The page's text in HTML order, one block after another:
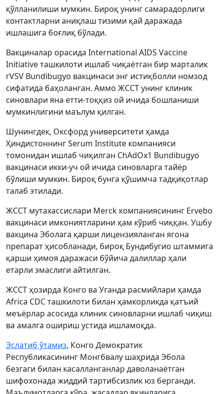
қўлланилиши мумкин. Бироқ унинг самарадорлиги
контактларни аниқлаш тизими қай даражада
ишлашига боғлиқ бўлади.
Вакциналар орасида International AIDS Vaccine
Initiative ташкилоти ишлаб чиқаётган бир марталик
rVSV Bundibugyo вакцинаси энг истиқболли номзод
сифатида баҳоланган. Аммо ЖССТ унинг клиник
синовлари яна етти-тоққиз ой ичида бошланиши
мумкинлигини маълум қилган.
Шунингдек, Оксфорд университети ҳамда
Ҳиндистоннинг Serum Institute компанияси
томонидан ишлаб чиқилган ChAdOx1 Bundibugyo
вакцинаси икки-уч ой ичида синовларга тайёр
бўлиши мумкин. Бироқ бунга қўшимча тадқиқотлар
талаб этилади.
ЖССТ мутахассислари Merck компаниясининг Ervebo
вакцинаси имкониятларини ҳам кўриб чиққан. Ушбу
вакцина Эболага қарши лицензияланган ягона
препарат ҳисобланади, бироқ Бундибугио штаммига
қарши ҳимоя даражаси бўйича далиллар ҳали
етарли эмаслиги айтилган.
ЖССТ ҳозирда Конго ва Уганда расмийлари ҳамда
Africa CDC ташкилоти билан ҳамкорликда қатъий
меъёрлар асосида клиник синовларни ишлаб чиқиш
ва амалга ошириш устида ишламоқда.
Эслатиб ўтамиз, Конго Демократик
Республикасининг Монгбвалу шаҳрида Эбола
безгаги билан касалланганлар даволанаётган
шифохонада жиддий тартибсизлик юз берганди.